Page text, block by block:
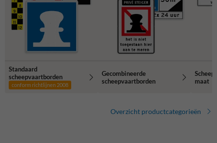
Standaard
scheepvaartborden
conform richtlijnen 2008
Gecombineerde
scheepvaartborden
maat
Overzicht productcategorieën